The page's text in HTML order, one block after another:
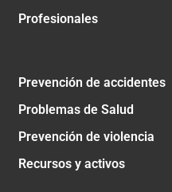
Profesionales
Prevención de accidentes
Problemas de Salud
Prevención de violencia
Recursos y activos